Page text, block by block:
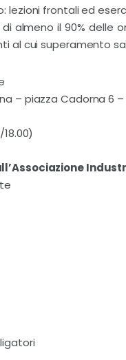
lezioni frontali ed
almeno il 90% delle
al cui superamento
– piazza Cadorna 6